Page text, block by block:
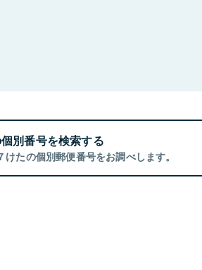
別番号を検索する
けたの個別郵便番号をお調べします。